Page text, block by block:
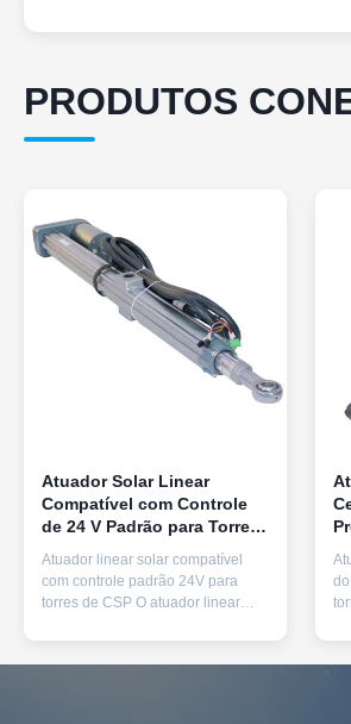
PRODUTOS
Atuador Solar Linear
Compatível com Controle
de 24 V Padrão para Torres
CSP
Atuador linear solar compatível
com controle padrão 24V para
torres de CSP O atuador linear
TOMUU U23D foi projetado para
corresponder a todos os principais